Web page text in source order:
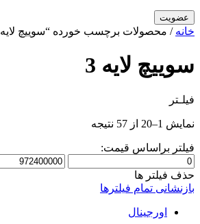
خانه / محصولات برچسب خورده “سوییچ لایه 3”
سوییچ لایه 3
فیلـتر
نمایش 1–20 از 57 نتیجه
to
فیلتر براساس قیمت:
حداقل
قیمت
حداكثر
حذف فیلتر ها
بازنشانی تمام فیلترها
اورجینال